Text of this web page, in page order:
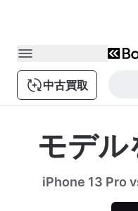
中古買取
モデル
iPhone 13 Pro